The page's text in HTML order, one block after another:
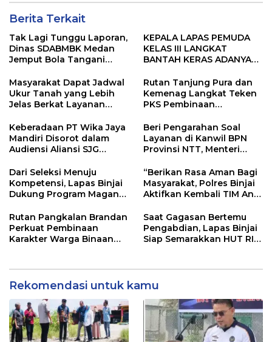
Berita Terkait
Tak Lagi Tunggu Laporan,
Dinas SDABMBK Medan
Jemput Bola Tangani
KEPALA LAPAS PEMUDA
KELAS III LANGKAT
BANTAH KERAS ADANYA
SELALU DITUTUPI
TENTANG SINDIKAT
PENIPU PENJUALAN EMAS
Masyarakat Dapat Jadwal
Ukur Tanah yang Lebih
Jelas Berkat Layanan
Rutan Tanjung Pura dan
Kemenag Langkat Teken
PKS Pembinaan
Keberadaan PT Wika Jaya
Mandiri Disorot dalam
Audiensi Aliansi SJG
Beri Pengarahan Soal
Layanan di Kanwil BPN
Provinsi NTT, Menteri
Pandang Masyarakat
Dari Seleksi Menuju
Kompetensi, Lapas Binjai
Dukung Program Magang
“Berikan Rasa Aman Bagi
Masyarakat, Polres Binjai
Aktifkan Kembali TIM Anti
Rutan Pangkalan Brandan
Perkuat Pembinaan
Karakter Warga Binaan
Saat Gagasan Bertemu
Pengabdian, Lapas Binjai
Siap Semarakkan HUT RI
Rekomendasi untuk kamu